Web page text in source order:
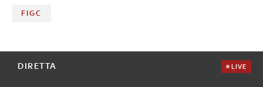
FIGC
DIRETTA LIVE